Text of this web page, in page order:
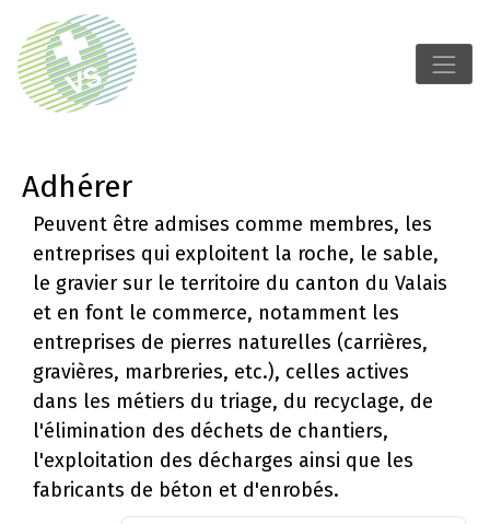
Adhérer
Peuvent être admises comme membres, les
entreprises qui exploitent la roche, le sable,
le gravier sur le territoire du canton du Valais
et en font le commerce, notamment les
entreprises de pierres naturelles (carrières,
gravières, marbreries, etc.), celles actives
dans les métiers du triage, du recyclage, de
l'élimination des déchets de chantiers,
l'exploitation des décharges ainsi que les
fabricants de béton et d'enrobés.